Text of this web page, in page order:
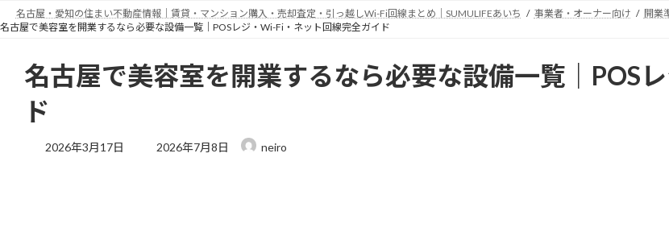
ン
ビ
名古屋・愛知の住まい不動産情報｜賃貸・マンション購入・売却査定・引っ越しWi-Fi回線まとめ｜SUMULIFEあいち 事業者・オーナー向け
開業
名古屋で美容室を開業するなら必要な設備一覧｜POSレジ・Wi-Fi・ネット回線完全ガイド
名古屋で美容室を開業するなら必要な設備一覧｜POS
ド
2026年3月17日
最
2026年7月8日 neiro